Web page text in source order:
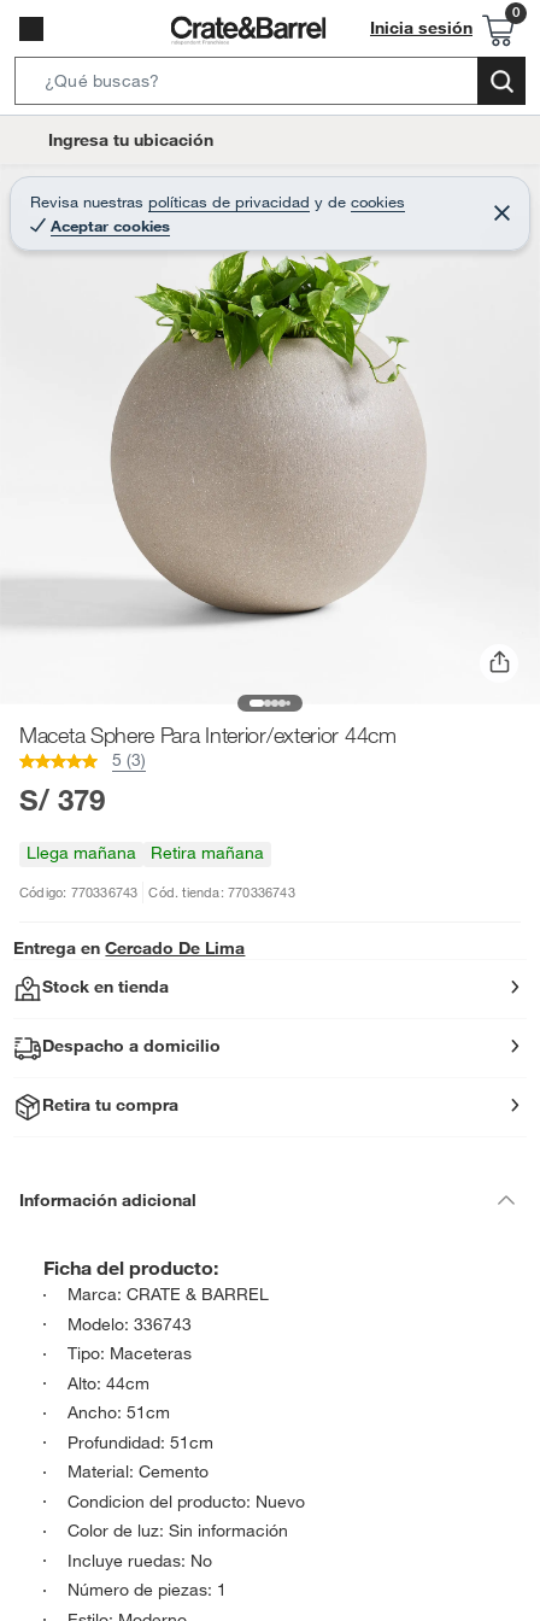
Inicia sesión
e
r
c
B
a
r
t
Ingresa tu ubicación
Revisa nuestras políticas de privacidad y de cookies
Aceptar cookies
C
e
r
Maceta Sphere Para Interior/exterior 44cm
5 (3)
S/ 379
Llega mañana Retira mañana
Código: 770336743 Cód. tienda: 770336743
Entrega en Cercado De Lima
Stock en tienda
Despacho a domicilio
Retira tu compra
Información adicional
Ficha del producto:
Marca: CRATE & BARREL
Modelo: 336743
Tipo: Maceteras
Alto: 44cm
Ancho: 51cm
Profundidad: 51cm
Material: Cemento
Condicion del producto: Nuevo
Color de luz: Sin información
Incluye ruedas: No
Número de piezas: 1